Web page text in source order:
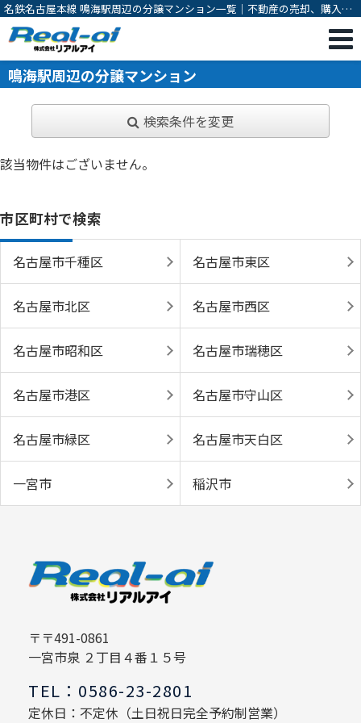
名鉄名古屋本線 鳴海駅周辺の分譲マンション一覧｜不動産の売却、購入な
ら一宮市の不動産会社 株式会社リアルアイ
鳴海駅周辺の分譲マンション
検索条件を変更
該当物件はございません。
市区町村で検索
名古屋市千種区 名古屋市東区
名古屋市北区 名古屋市西区
名古屋市昭和区 名古屋市瑞穂区
名古屋市港区 名古屋市守山区
名古屋市緑区 名古屋市天白区
一宮市 稲沢市
〒〒491-0861
一宮市泉 ２丁目４番１５号
TEL：0586-23-2801
定休日：不定休（土日祝日完全予約制営業）